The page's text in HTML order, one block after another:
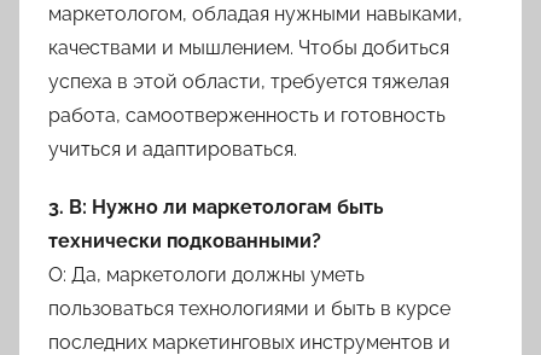
маркетологом, обладая нужными навыками,
качествами и мышлением. Чтобы добиться
успеха в этой области, требуется тяжелая
работа, самоотверженность и готовность
учиться и адаптироваться.
3. В: Нужно ли маркетологам быть
технически подкованными?
О: Да, маркетологи должны уметь
пользоваться технологиями и быть в курсе
последних маркетинговых инструментов и